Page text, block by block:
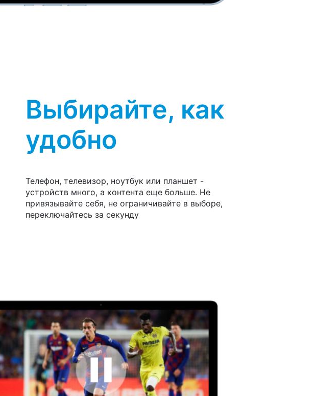
Выбирайте, как
удобно
Телефон, телевизор, ноутбук или планшет -
устройств много, а контента еще больше. Не
привязывайте себя, не ограничивайте в выборе,
переключайтесь за секунду